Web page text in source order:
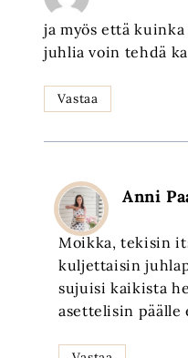
ja myös että
juhlia voin tehdä
Vastaa
Anni
Moikka, tekisin
kuljettaisin
sujuisi kaikista
asettelisin päälle